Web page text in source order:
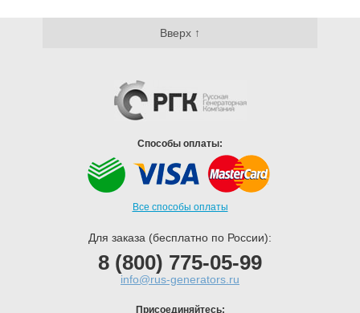
Вверх ↑
Способы оплаты:
Все способы оплаты
Для заказа (бесплатно по России):
8 (800) 775-05-99
info@rus-generators.ru
Присоединяйтесь: